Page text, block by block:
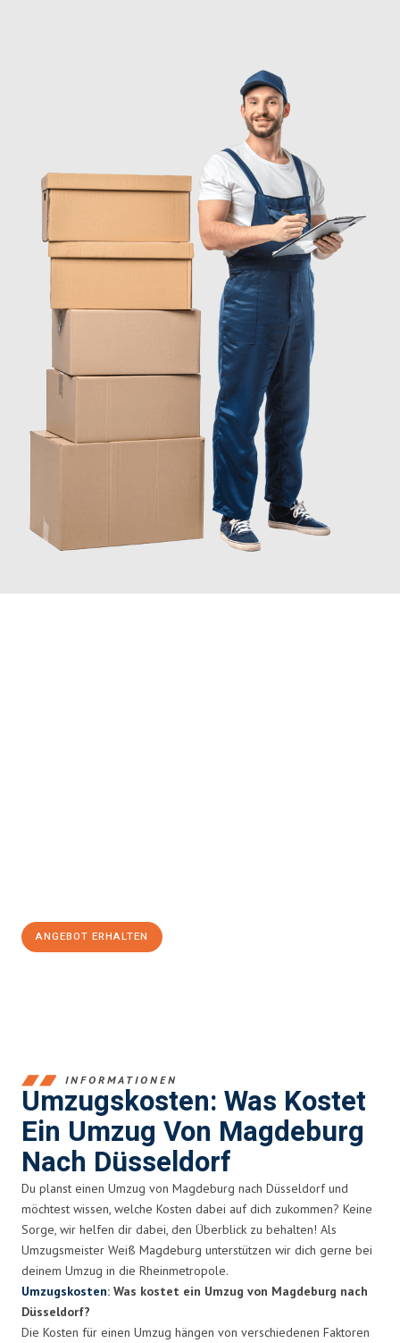
ANGEBOT ERHALTEN
INFORMATIONEN
Umzugskosten: Was Kostet
Ein Umzug Von Magdeburg
Nach Düsseldorf
Du planst einen Umzug von Magdeburg nach Düsseldorf und
möchtest wissen, welche Kosten dabei auf dich zukommen? Keine
Sorge, wir helfen dir dabei, den Überblick zu behalten! Als
Umzugsmeister Weiß Magdeburg unterstützen wir dich gerne bei
deinem Umzug in die Rheinmetropole.
Umzugskosten: Was kostet ein Umzug von Magdeburg nach
Düsseldorf?
Die Kosten für einen Umzug hängen von verschiedenen Faktoren